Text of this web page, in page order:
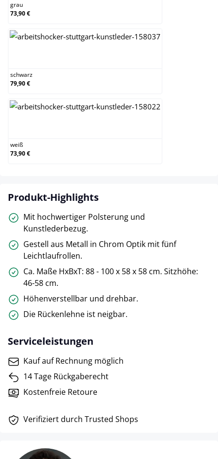
grau
73,90 €
schwarz
79,90 €
weiß
73,90 €
Produkt-Highlights
Mit hochwertiger Polsterung und
Kunstlederbezug.
Gestell aus Metall in Chrom Optik mit fünf
Leichtlaufrollen.
Ca. Maße HxBxT: 88 - 100 x 58 x 58 cm. Sitzhöhe:
46-58 cm.
Höhenverstellbar und drehbar.
Die Rückenlehne ist neigbar.
Serviceleistungen
Kauf auf Rechnung möglich
14 Tage Rückgaberecht
Kostenfreie Retoure
Verifiziert durch Trusted Shops